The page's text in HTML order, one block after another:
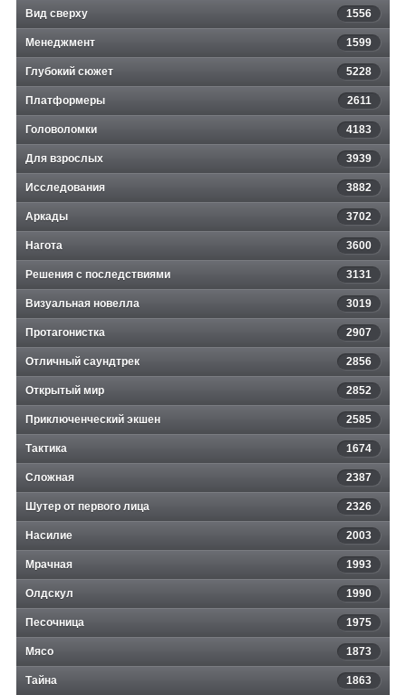
Вид сверху 1556
Менеджмент 1599
Глубокий сюжет 5228
Платформеры 2611
Головоломки 4183
Для взрослых 3939
Исследования 3882
Аркады 3702
Нагота 3600
Решения с последствиями 3131
Визуальная новелла 3019
Протагонистка 2907
Отличный саундтрек 2856
Открытый мир 2852
Приключенческий экшен 2585
Тактика 1674
Сложная 2387
Шутер от первого лица 2326
Насилие 2003
Мрачная 1993
Олдскул 1990
Песочница 1975
Мясо 1873
Тайна 1863